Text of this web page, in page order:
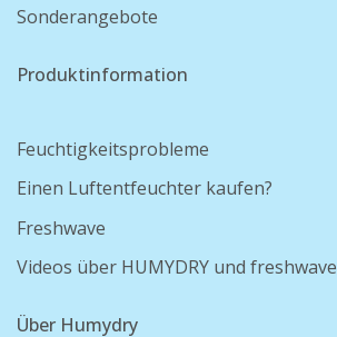
Sonderangebote
Produktinformation
Feuchtigkeitsprobleme
Einen Luftentfeuchter kaufen?
Freshwave
Videos über HUMYDRY und freshwave
Über Humydry